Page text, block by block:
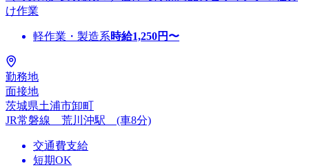
け作業
軽作業・製造系時給1,250円〜
勤務地
面接地
茨城県土浦市卸町
JR常磐線 荒川沖駅 (車8分)
交通費支給
短期OK